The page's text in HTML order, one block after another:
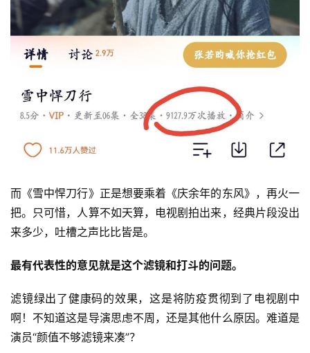
而《雪中悍刀行》正是想要乘着《庆余年的东风》，再火一
把。只可惜，人算不如天算，电视剧拍出来，经典片段没出
来多少，吐槽之声比比皆是。
最有代表性的意见就是这个滤镜和打斗的问题。
滤镜绿出了健康码的效果，这是将防疫贯彻到了电视剧中
啊！不知道这是导演思虑不周，还是其他什么原因。难道是
演员“颜值不够滤镜来凑”？